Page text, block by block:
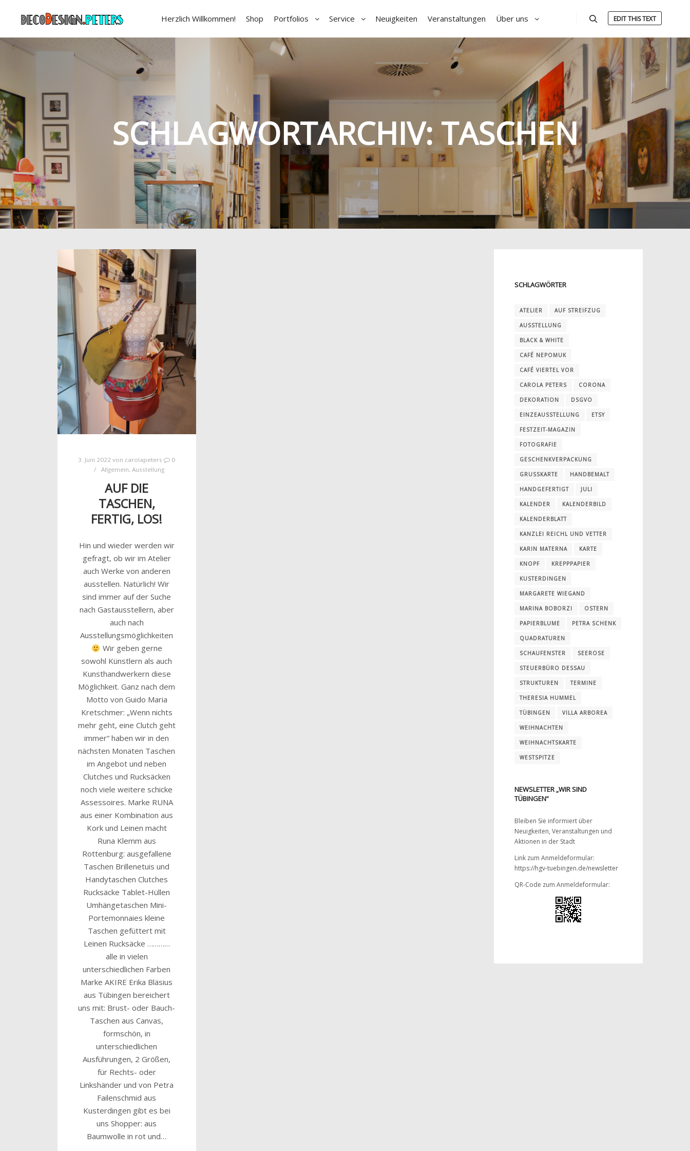
Herzlich Willkommen! Shop Portfolios Service Neuigkeiten Veranstaltungen Über uns EDIT THIS TEXT
SCHLAGWORTARCHIV:TASCHEN
3. Juni 2022 von carolapeters
0
Allgemein,Ausstellung
AUF DIE
TASCHEN,
FERTIG, LOS!
Hin und wieder werden wir
gefragt, ob wir im Atelier
auch Werke von anderen
ausstellen. Natürlich! Wir
sind immer auf der Suche
nach Gastausstellern, aber
auch nach
Ausstellungsmöglichkeiten
Wir geben gerne
sowohl Künstlern als auch
Kunsthandwerkern diese
Möglichkeit. Ganz nach dem
Motto von Guido Maria
Kretschmer: „Wenn nichts
mehr geht, eine Clutch geht
immer“ haben wir in den
nächsten Monaten Taschen
im Angebot und neben
Clutches und Rucksäcken
noch viele weitere schicke
Assessoires. Marke RUNA
aus einer Kombination aus
Kork und Leinen macht
Runa Klemm aus
Rottenburg: ausgefallene
Taschen Brillenetuis und
Handytaschen Clutches
Rucksäcke Tablet-Hüllen
Umhängetaschen Mini-
Portemonnaies kleine
Taschen gefüttert mit
Leinen Rucksäcke …………
alle in vielen
unterschiedlichen Farben
Marke AKIRE Erika Bläsius
aus Tübingen bereichert
uns mit: Brust- oder Bauch-
Taschen aus Canvas,
formschön, in
unterschiedlichen
Ausführungen, 2 Größen,
für Rechts- oder
Linkshänder und von Petra
Failenschmid aus
Kusterdingen gibt es bei
uns Shopper: aus
Baumwolle in rot und…
SCHLAGWÖRTER
ATELIER AUF STREIFZUG
AUSSTELLUNG
BLACK & WHITE
CAFÉ NEPOMUK
CAFÉ VIERTEL VOR
CAROLA PETERS CORONA
DEKORATION DSGVO
EINZEAUSSTELLUNG ETSY
FESTZEIT-MAGAZIN
FOTOGRAFIE
GESCHENKVERPACKUNG
GRUSSKARTE HANDBEMALT
HANDGEFERTIGT JULI
KALENDER KALENDERBILD
KALENDERBLATT
KANZLEI REICHL UND VETTER
KARIN MATERNA KARTE
KNOPF KREPPPAPIER
KUSTERDINGEN
MARGARETE WIEGAND
MARINA BOBORZI OSTERN
PAPIERBLUME PETRA SCHENK
QUADRATUREN
SCHAUFENSTER SEEROSE
STEUERBÜRO DESSAU
STRUKTUREN TERMINE
THERESIA HUMMEL
TÜBINGEN VILLA ARBOREA
WEIHNACHTEN
WEIHNACHTSKARTE
WESTSPITZE
NEWSLETTER „WIR SIND
TÜBINGEN“
Bleiben Sie informiert über
Neuigkeiten, Veranstaltungen und
Aktionen in der Stadt
Link zum Anmeldeformular:
https://hgv-tuebingen.de/newsletter
QR-Code zum Anmeldeformular: